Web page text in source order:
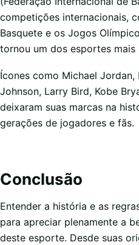
competições internacionais,
Basquete e os Jogos
tornou um dos esportes mais
Ícones como Michael Jordan,
Johnson, Larry Bird, Kobe
deixaram suas marcas na
gerações de jogadores e fãs.
Conclusão
Entender a história e as
para apreciar plenamente a
deste esporte. Desde suas